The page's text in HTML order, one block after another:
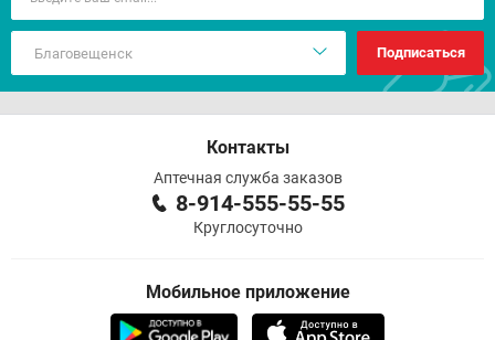
Подписаться
Контакты
Аптечная служба заказов
8-914-555-55-55
Круглосуточно
Мобильное приложение